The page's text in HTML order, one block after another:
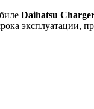
Daihatsu
эксплуатации,